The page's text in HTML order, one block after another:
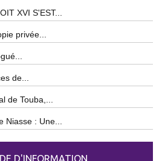
XVI S'EST...
privée...
de...
de Touba,...
Niasse : Une...
D'INFORMATION